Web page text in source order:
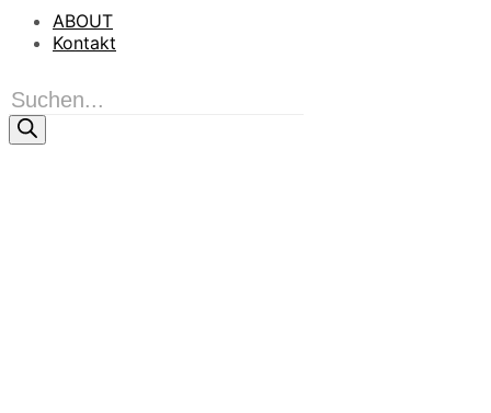
ABOUT
Kontakt
Products
search